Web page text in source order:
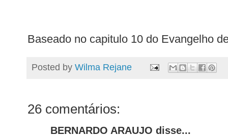
Baseado no capitulo 10 do Evangelho
Posted by Wilma Rejane
26 comentários:
BERNARDO ARAUJO disse...